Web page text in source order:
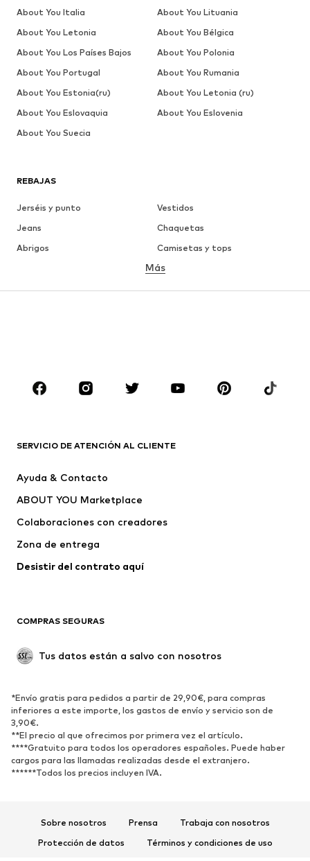
REBAJAS
Jerséis y punto
Vestidos
Jeans
Chaquetas
Abrigos
Camisetas y tops
Ropa interior
Zapatos
Deporte
Vestidos
Camisetas y tops
Chaquetas
Jerséis y punto
Ropa interior
Abrigos
Tallas grandes
Reciclado
ZAPATOS
Nuevo
Zapatillas de deporte
Botines
Zapatos de tacón y plataforma Botas
Zapatillas de casa
Exclusivo
Más
SERVICIO DE ATENCIÓN AL CLIENTE
Ayuda & Contacto
ABOUT YOU Marketplace
Colaboraciones con creadores
Zona de entrega
Desistir del contrato aquí
COMPRAS SEGURAS
Tus datos están a salvo con nosotros
*Envío gratis para pedidos a partir de 29,90€, para compras
inferiores a este importe, los gastos de envío y servicio son de
3,90€.
**El precio al que ofrecimos por primera vez el artículo.
****Gratuito para todos los operadores españoles. Puede haber
cargos para las llamadas realizadas desde el extranjero.
******Todos los precios incluyen IVA.
Sobre nosotros Prensa
Trabaja con nosotros
Protección de datos
Términos y condiciones de uso
About You Italia
About You Lituania
About You Letonia
About You Bélgica
About You Los Países Bajos
About You Polonia
About You Portugal
About You Rumania
About You Estonia(ru)
About You Letonia (ru)
About You Eslovaquia
About You Eslovenia
About You Suecia